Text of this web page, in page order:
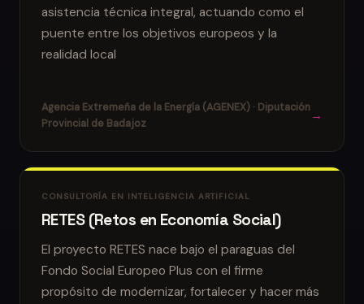
asistencia técnica integral, actuando como el
puente entre los objetivos europeos y la
realidad local
Agencia Extremeña de la Energía (AGENEX) · Diputación
Provincial de Badajoz
→
CONSULTORÍA EN INTELIGENCIA ARTIFICIAL
RETES (Retos en Economía Social)
El proyecto RETES nace bajo el paraguas del
Fondo Social Europeo Plus con el firme
propósito de modernizar, fortalecer y hacer más